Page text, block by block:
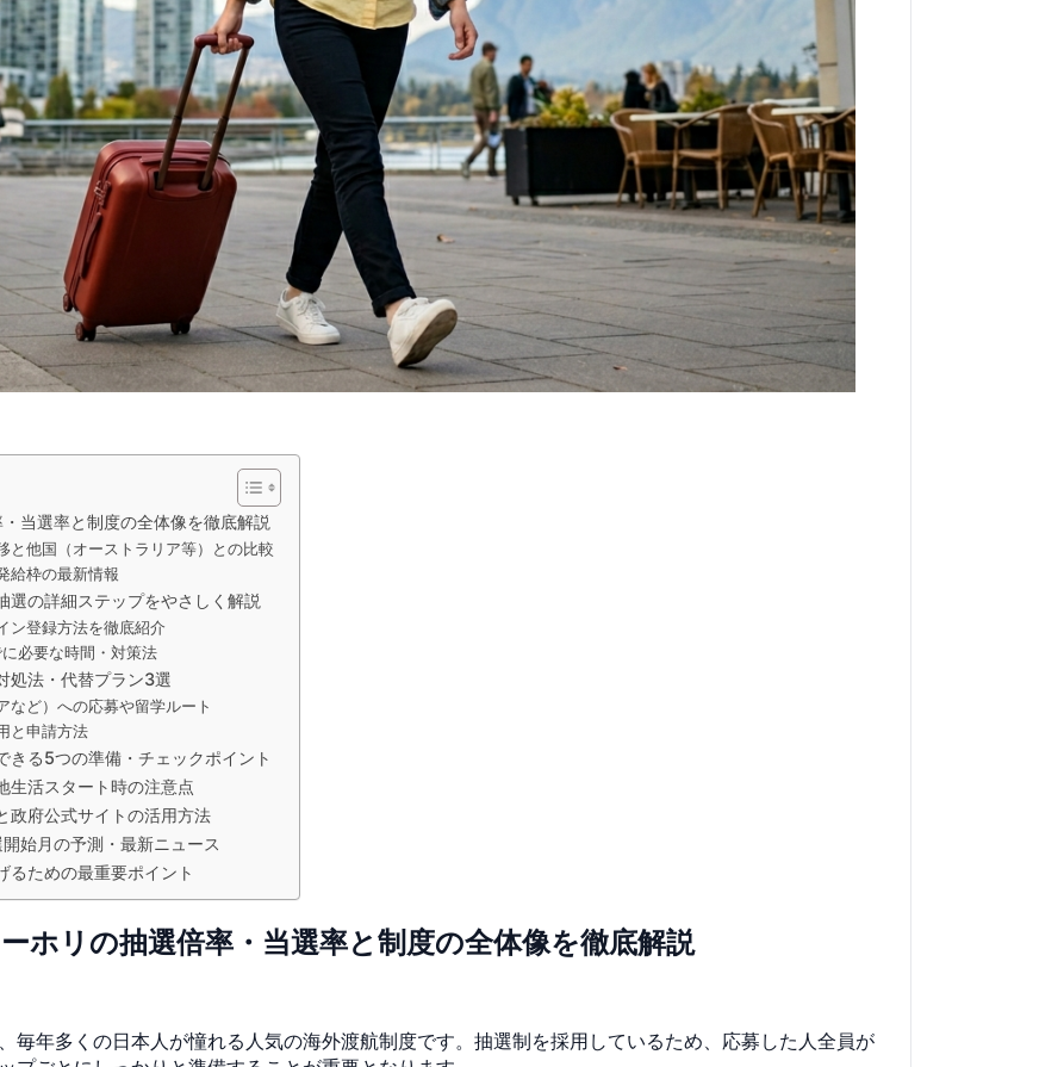
当選率と制度の全体像を徹底解説
と他国（オーストラリア等）との比較
給枠の最新情報
選の詳細ステップをやさしく解説
ン登録方法を徹底紹介
必要な時間・対策法
処法・代替プラン3選
など）への応募や留学ルート
と申請方法
きる5つの準備・チェックポイント
生活スタート時の注意点
政府公式サイトの活用方法
始月の予測・最新ニュース
るための最重要ポイント
ホリの抽選倍率・当選率と制度の全体像を徹底解説
毎年多くの日本人が憧れる人気の海外渡航制度です。抽選制を採用しているため、応募した人全員が